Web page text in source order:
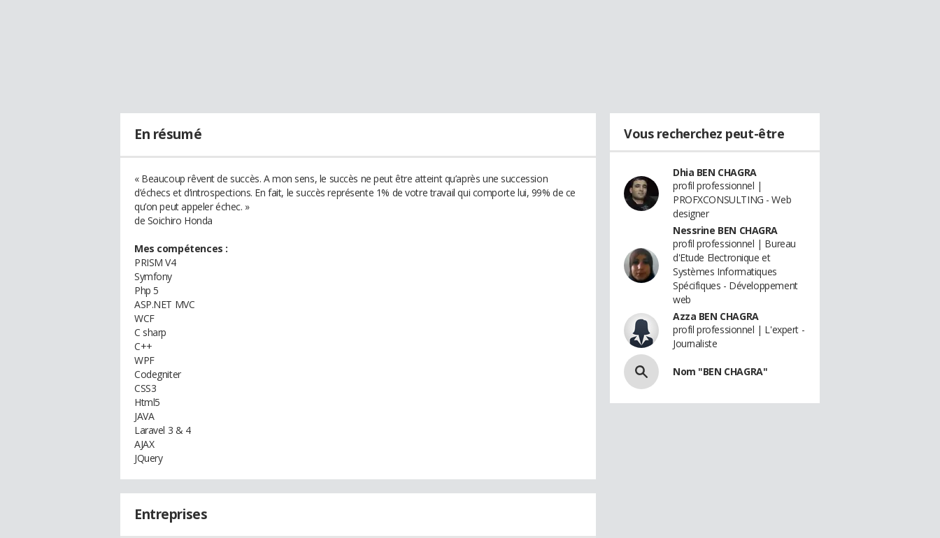
En résumé
« Beaucoup rêvent de succès. A mon sens, le succès ne peut être atteint qu’après une succession
d’échecs et d’introspections. En fait, le succès représente 1% de votre travail qui comporte lui, 99% de ce
qu’on peut appeler échec. »
de Soichiro Honda
Mes compétences :
PRISM V4
Symfony
Php 5
ASP.NET MVC
WCF
C sharp
C++
WPF
Codegniter
CSS3
Html5
JAVA
Laravel 3 & 4
AJAX
JQuery
Entreprises
Vous recherchez peut-être
Dhia BEN CHAGRA
profil professionnel |
PROFXCONSULTING - Web
designer
Nessrine BEN CHAGRA
profil professionnel | Bureau
d'Etude Electronique et
Systèmes Informatiques
Spécifiques - Développement
web
Azza BEN CHAGRA
profil professionnel | L'expert -
Journaliste
Nom "BEN CHAGRA"